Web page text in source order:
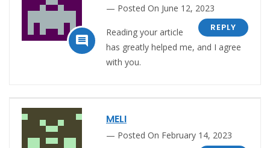

Posted On June 12, 2023
REPLY
Reading your article
has greatly helped me, and I agree
with you.
MELI
Posted On February 14, 2023